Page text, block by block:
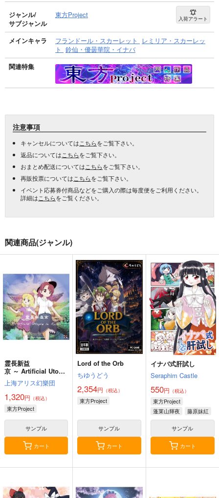
ジャンル/
サブジャンル
東方Project 入荷アラート
メインキャラ フランドール・スカーレット
レミリア・スカーレッ
ト 鈴仙・優曇華院・イナバ
関連特集
注意事項
キャンセルについては こちらをご覧下さい。
返品については こちらをご覧下さい。
おまとめ配送については こちらをご覧下さい。
再販投票については こちらをご覧下さい。
イベント応募券付商品などをご購入の際は毎度便をご利用ください。
詳細は こちらをご覧ください。
関連商品(ジャンル)
霊長新益
京 ～ Artificial Utopia
in Ruins.
上海アリス幻樂団
1,320円 （税込）
東方Project
サンプル
カート
Lord of the Orb
ちゆうどう
2,354円 （税込）
東方Project
サンプル
カート
イナバ式肝試し
Seraphim Castle
550円 （税込）
東方Project
蓬莱山輝夜
藤原妹紅
サンプル
カート